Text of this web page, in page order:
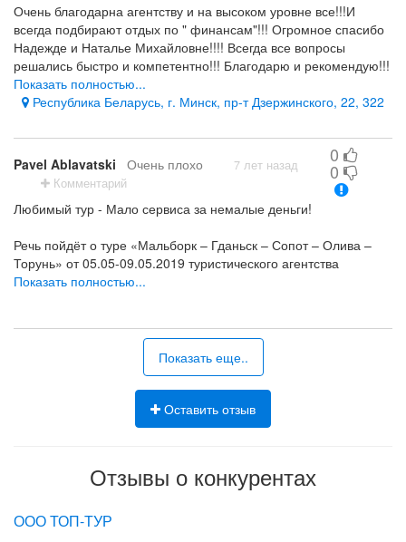
Очень благодарна агентству и на высоком уровне все!!!И
всегда подбирают отдых по " финансам"!!! Огромное спасибо
Надежде и Наталье Михайловне!!!! Всегда все вопросы
решались быстро и компетентно!!! Благодарю и рекомендую!!!
Обращаюсь уже 4 года и буду дальше!!! Удачи, процветания и
благодарных клиентов!!!!
-
Показать полностью...
Республика Беларусь, г. Минск, пр-т Дзержинского, 22, 322
Pavel Ablavatski Очень плохо
7 лет назад
Комментарий
0
0
Любимый тур - Мало сервиса за немалые деньги!
Речь пойдёт о туре «Мальборк – Гданьск – Сопот – Олива –
Торунь» от 05.05-09.05.2019 туристического агентства
"Любимый тур". Руководитель группы (далее – РГ) – Ольга
При достаточно немалой стоимости тура – 115 Евро (были
аналогичные варианты и за 90-100 Евро), со стороны
организации плохо было всё – просто всё!
* Совершенно некомпетентные и [скрыто модератором]
* Автобус в ужасном состоянии и не приспособлен для
Показать полностью...
Показать еще..
Оставить отзыв
Отзывы о конкурентах
ООО ТОП-ТУР